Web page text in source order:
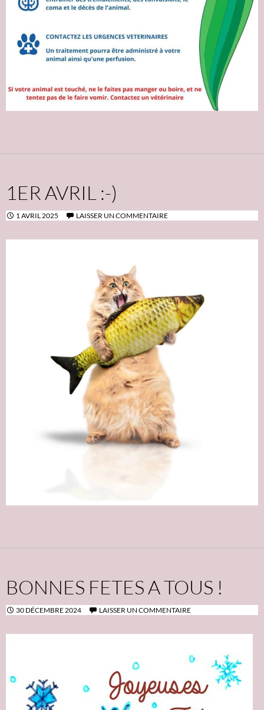
1ER AVRIL :-)
1 AVRIL 2025 LAISSER UN COMMENTAIRE
BONNES FETES A TOUS !
30 DÉCEMBRE 2024 LAISSER UN COMMENTAIRE